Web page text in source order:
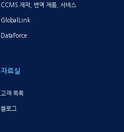
CCMS 제작, 번역 제품, 서비스
GlobalLink
DataForce
자료실
고객 목록
블로그